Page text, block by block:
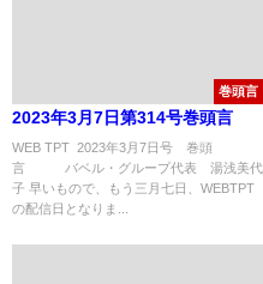
巻頭言
2023年3月7日第314号巻頭言
WEB TPT 2023年3月7日号 巻頭
言 バベル・グループ代表 湯浅美代
子 早いもので、もう三月七日、WEBTPT
の配信日となりま...